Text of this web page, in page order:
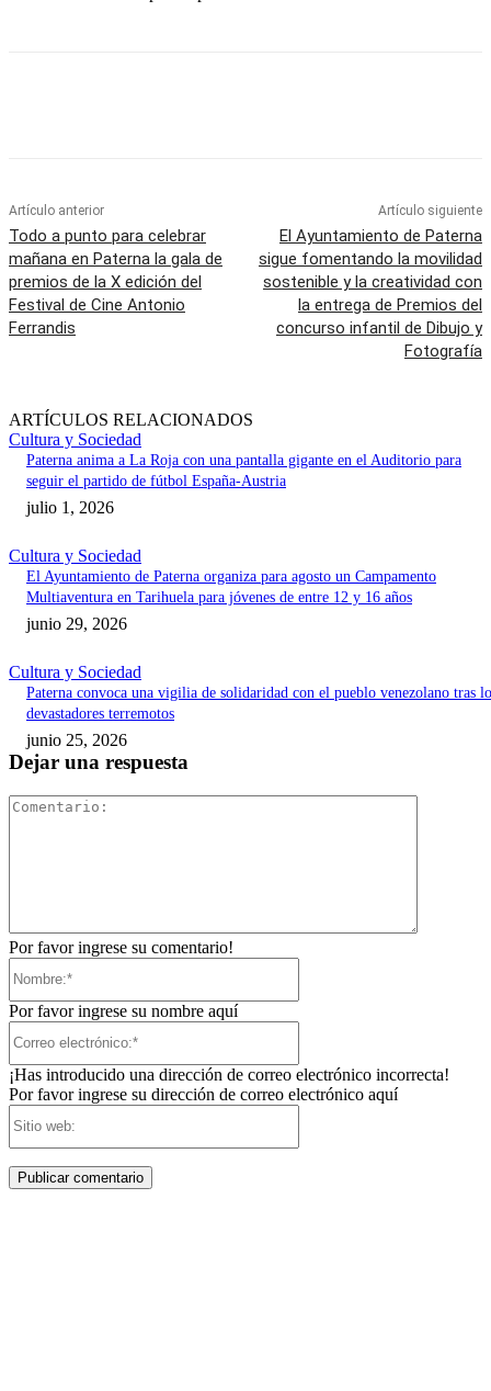
Artículo anterior
Todo a punto para celebrar
mañana en Paterna la gala de
premios de la X edición del
Festival de Cine Antonio
Ferrandis
Artículo siguiente
El Ayuntamiento de Paterna
sigue fomentando la movilidad
sostenible y la creatividad con
la entrega de Premios del
concurso infantil de Dibujo y
Fotografía
ARTÍCULOS RELACIONADOS
Cultura y Sociedad
Paterna anima a La Roja con una pantalla gigante en el Auditorio para
seguir el partido de fútbol España-Austria
julio 1, 2026
Cultura y Sociedad
El Ayuntamiento de Paterna organiza para agosto un Campamento
Multiaventura en Tarihuela para jóvenes de entre 12 y 16 años
junio 29, 2026
Cultura y Sociedad
Paterna convoca una vigilia de solidaridad con el pueblo venezolano tras
devastadores terremotos
junio 25, 2026
Dejar una respuesta
Por favor ingrese su comentario!
Por favor ingrese su nombre aquí
¡Has introducido una dirección de correo electrónico incorrecta!
Por favor ingrese su dirección de correo electrónico aquí